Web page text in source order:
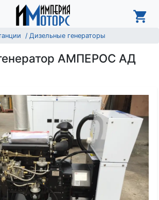
Дизельные генераторы
АМПЕРОС АД